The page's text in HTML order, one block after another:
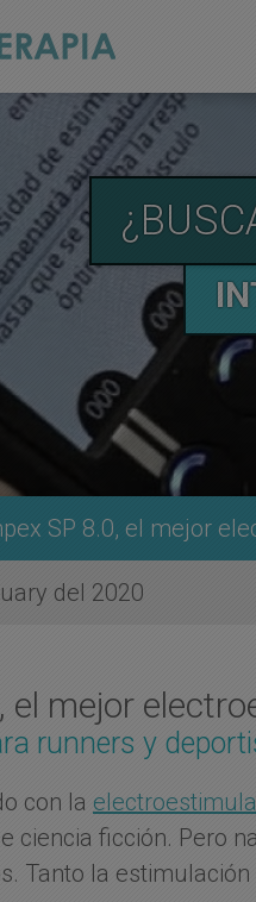
SP 8.0, el mejor
del 2020
el mejor
runners y
con la
ciencia ficción. Pero
Tanto la estimulación